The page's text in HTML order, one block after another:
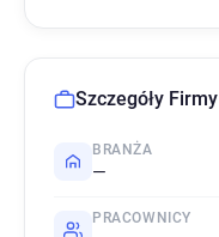
Szczegóły Firmy
BRANŻA
—
PRACOWNICY